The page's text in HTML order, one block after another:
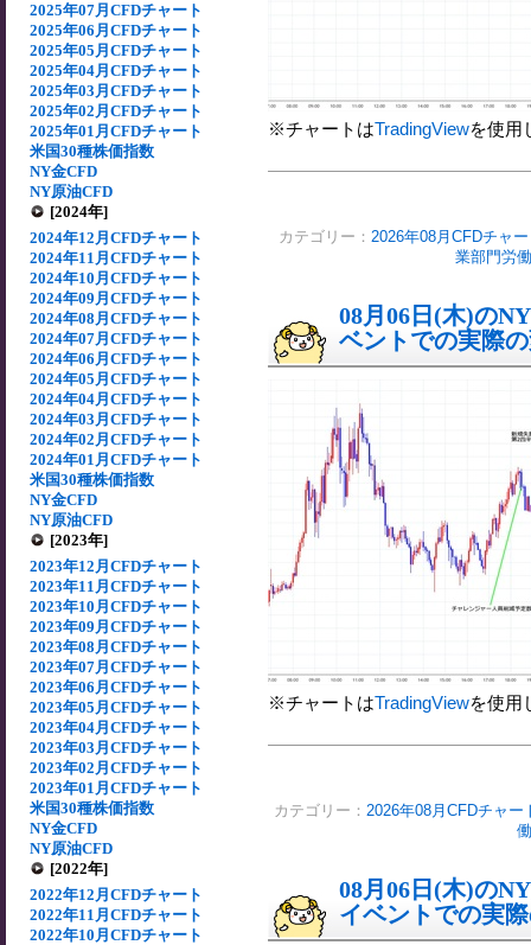
2025年07月CFDチャート
2025年06月CFDチャート
2025年05月CFDチャート
2025年04月CFDチャート
2025年03月CFDチャート
2025年02月CFDチャート
2025年01月CFDチャート
米国30種株価指数
NY金CFD
NY原油CFD
[2024年]
2024年12月CFDチャート
2024年11月CFDチャート
2024年10月CFDチャート
2024年09月CFDチャート
2024年08月CFDチャート
2024年07月CFDチャート
2024年06月CFDチャート
2024年05月CFDチャート
2024年04月CFDチャート
2024年03月CFDチャート
2024年02月CFDチャート
2024年01月CFDチャート
米国30種株価指数
NY金CFD
NY原油CFD
[2023年]
2023年12月CFDチャート
2023年11月CFDチャート
2023年10月CFDチャート
2023年09月CFDチャート
2023年08月CFDチャート
2023年07月CFDチャート
2023年06月CFDチャート
2023年05月CFDチャート
2023年04月CFDチャート
2023年03月CFDチャート
2023年02月CFDチャート
2023年01月CFDチャート
米国30種株価指数
NY金CFD
NY原油CFD
[2022年]
2022年12月CFDチャート
2022年11月CFDチャート
2022年10月CFDチャート
※チャートはTradingViewを使用
カテゴリー： 2026年08月CFDチャ
業部門労
08月06日(木)の
ベントでの実際
※チャートはTradingViewを使用
カテゴリー： 2026年08月CFDチャー
08月06日(木)の
イベントでの実